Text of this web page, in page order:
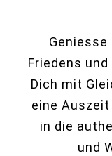
Geniesse
Friedens
Dich mit
eine
in die
und